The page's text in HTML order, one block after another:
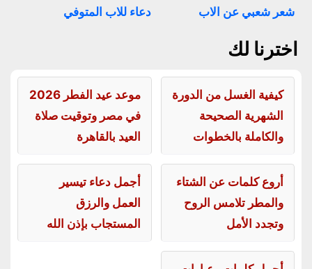
شعر شعبي عن الاب دعاء للاب المتوفي
اخترنا لك
كيفية الغسل من الدورة
الشهرية الصحيحة
والكاملة بالخطوات
موعد عيد الفطر 2026
في مصر وتوقيت صلاة
العيد بالقاهرة
أروع كلمات عن الشتاء
والمطر تلامس الروح
وتجدد الأمل
أجمل دعاء تيسير
العمل والرزق
المستجاب بإذن الله